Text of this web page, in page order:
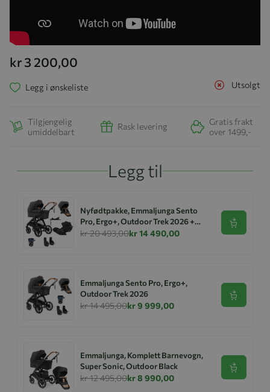
kr 3 200,00
Utsolgt
Legg i ønskeliste
Tilgjengelig
umiddelbart
Rask levering
Gratis frakt
over 1499,-
Legg til
Nyfødtpakke, Emmaljunga Sento
Pro, Ergo+, Outdoor Trek 2026 +
Cloud G + Base
kr 20 493,00kr 14 490,00
Se
Emmaljunga Sento Pro, Ergo+,
Outdoor Trek 2026
kr 14 495,00kr 9 999,00
Se
Emmaljunga, Komplett Barnevogn,
Super Sonic, Outdoor Black
kr 12 495,00kr 8 990,00
Se